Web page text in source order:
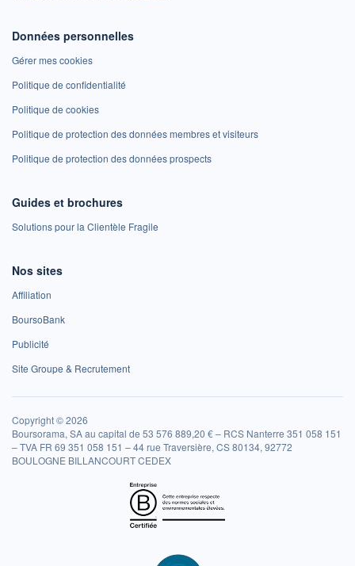
Données personnelles
Gérer mes cookies
Politique de confidentialité
Politique de cookies
Politique de protection des données membres et visiteurs
Politique de protection des données prospects
Guides et brochures
Solutions pour la Clientèle Fragile
Nos sites
Affiliation
BoursoBank
Publicité
Site Groupe & Recrutement
Copyright © 2026
Boursorama, SA au capital de 53 576 889,20 € – RCS Nanterre 351 058 151
– TVA FR 69 351 058 151 – 44 rue Traversière, CS 80134, 92772
BOULOGNE BILLANCOURT CEDEX